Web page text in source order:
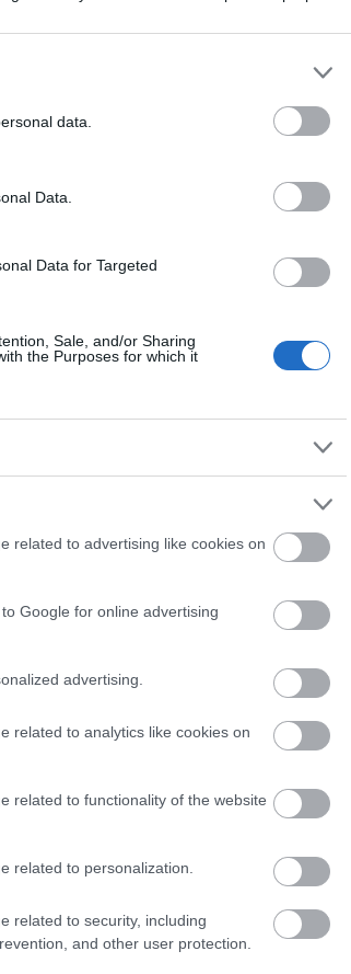
data.
Data.
Data for Targeted
Sale, and/or Sharing
the Purposes for which it
related to advertising like cookies on
Google for online advertising
advertising.
related to analytics like cookies on
related to functionality of the website
related to personalization.
related to security, including
and other user protection.
raison du danger que
visant à identifier plus
pour enfants de
permettant d'évaluer la
et traitée, la
patients chez qui l'on
possible et qu'ils
facile de
dix dernières années,
différents susceptibles
finalement limités à cinq
3 (CCL3), de
granzyme B et de la
des substances
Publicité: